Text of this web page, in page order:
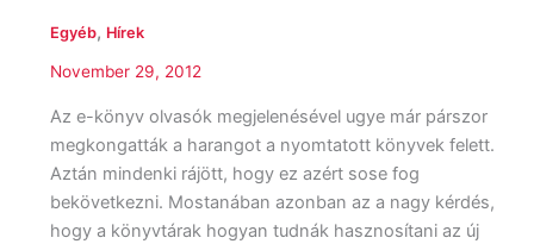
Egyéb, Hírek
November 29, 2012
Az e-könyv olvasók megjelenésével ugye már párszor
megkongatták a harangot a nyomtatott könyvek felett.
Aztán mindenki rájött, hogy ez azért sose fog
bekövetkezni. Mostanában azonban az a nagy kérdés,
hogy a könyvtárak hogyan tudnák hasznosítani az új